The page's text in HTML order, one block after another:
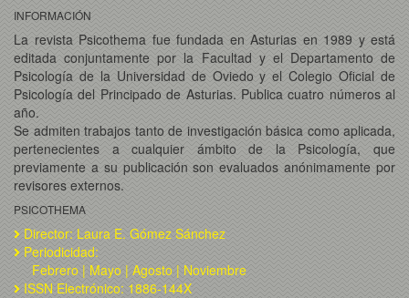
INFORMACIÓN
La revista Psicothema fue fundada en Asturias en 1989 y está
editada conjuntamente por la Facultad y el Departamento de
Psicología de la Universidad de Oviedo y el Colegio Oficial de
Psicología del Principado de Asturias. Publica cuatro números al
año.
Se admiten trabajos tanto de investigación básica como aplicada,
pertenecientes a cualquier ámbito de la Psicología, que
previamente a su publicación son evaluados anónimamente por
revisores externos.
PSICOTHEMA
Director: Laura E. Gómez Sánchez
Periodicidad:
Febrero | Mayo | Agosto | Noviembre
ISSN Electrónico: 1886-144X